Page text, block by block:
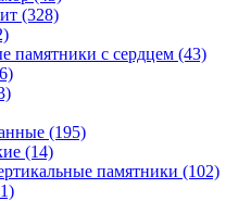
(328)
памятники с сердцем (43)
(195)
(14)
памятники (102)